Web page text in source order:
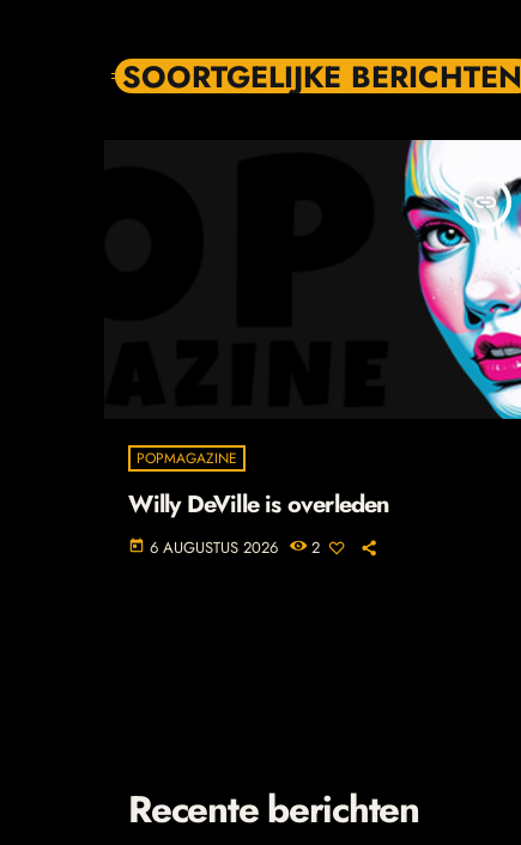
SOORTGELIJKE BERICHTEN
insert_link
POPMAGAZINE
Willy DeVille is overleden
today 6 AUGUSTUS 2026 2
Recente berichten